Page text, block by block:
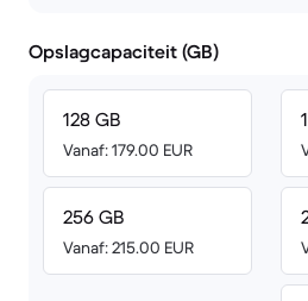
Opslagcapaciteit (GB)
128 GB
Vanaf: 179.00 EUR
256 GB
Vanaf: 215.00 EUR